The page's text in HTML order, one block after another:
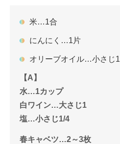
米…1合
にんにく…1片
オリーブオイル…小さじ1
【A】
水…1カップ
白ワイン…大さじ1
塩…小さじ1/4
春キャベツ…2～3枚